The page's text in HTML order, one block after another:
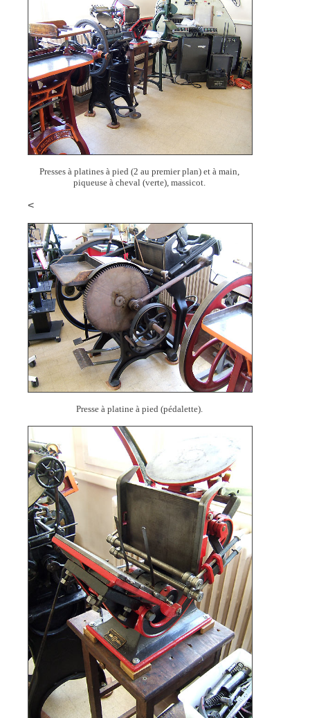
Presses à platines à pied (2 au premier plan) et à main,
piqueuse à cheval (verte), massicot.
<
Presse à platine à pied (pédalette).